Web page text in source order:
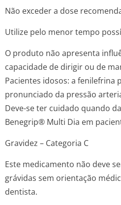
Não exceder a dose
Utilize pelo menor tempo
O produto não apresenta
capacidade de dirigir ou de
Pacientes idosos: a fenilefrina
pronunciado da pressão
Deve-se ter cuidado quando
Benegrip® Multi Dia em
Gravidez – Categoria C
Este medicamento não deve
grávidas sem orientação
dentista.